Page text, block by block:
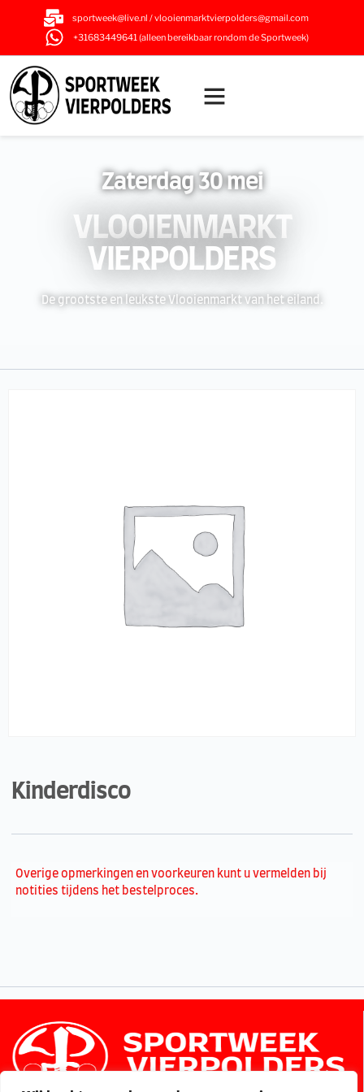
sportweek@live.nl / vlooienmarktvierpolders@gmail.com
+31683449641 (alleen bereikbaar rondom de Sportweek)
Zaterdag 30 mei
VLOOIENMARKT
VIERPOLDERS
De grootste en leukste Vlooienmarkt van het eiland.
Kinderdisco
Overige opmerkingen en voorkeuren kunt u vermelden bij
notities tijdens het bestelproces.